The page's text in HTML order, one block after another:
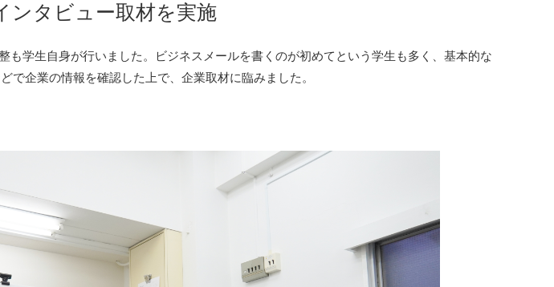
ンタビュー取材を実施
も学生自身が行いました。ビジネスメールを書くのが初めてという学生も多く、基本的な
で企業の情報を確認した上で、企業取材に臨みました。